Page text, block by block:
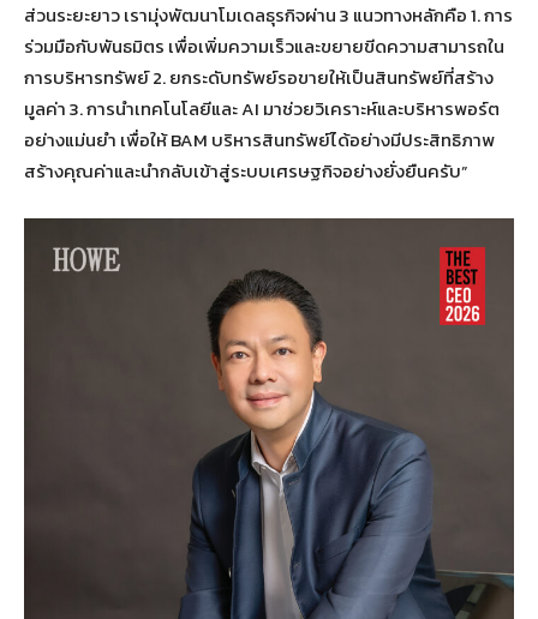
ส่วนระยะยาว เรามุ่งพัฒนาโมเดลธุรกิจผ่าน 3 แนวทางหลักคือ 1. การ
ร่วมมือกับพันธมิตร เพื่อเพิ่มความเร็วและขยายขีดความสามารถใน
การบริหารทรัพย์ 2. ยกระดับทรัพย์รอขายให้เป็นสินทรัพย์ที่สร้าง
มูลค่า 3. การนำเทคโนโลยีและ AI มาช่วยวิเคราะห์และบริหารพอร์ต
อย่างแม่นยำ เพื่อให้ BAM บริหารสินทรัพย์ได้อย่างมีประสิทธิภาพ
สร้างคุณค่าและนำกลับเข้าสู่ระบบเศรษฐกิจอย่างยั่งยืนครับ”